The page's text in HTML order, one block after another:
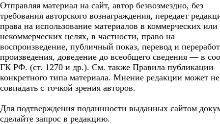
Отправляя материал на сайт, автор безвозмездно, без
требования авторского вознаграждения, передает
права на использование материалов в коммерческих или
некоммерческих целях, в частности, право на
воспроизведение, публичный показ, перевод и
произведения, доведение до всеобщего сведения — в
ГК РФ. (ст. 1270 и др.). См. также Правила публикации
конкретного типа материала. Мнение редакции может не
совпадать с точкой зрения авторов.
Для подтверждения подлинности выданных сайтом
сделайте запрос в редакцию.